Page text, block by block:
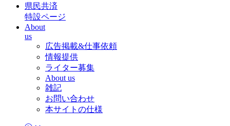
県民共済
特設ページ
About
us
広告掲載&仕事依頼
情報提供
ライター募集
About us
雑記
お問い合わせ
本サイトの仕様